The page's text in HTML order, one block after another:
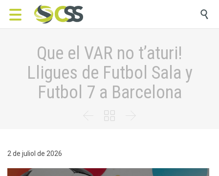

Que el VAR no t’aturi!
Lligues de Futbol Sala y
Futbol 7 a Barcelona
  
2 de juliol de 2026